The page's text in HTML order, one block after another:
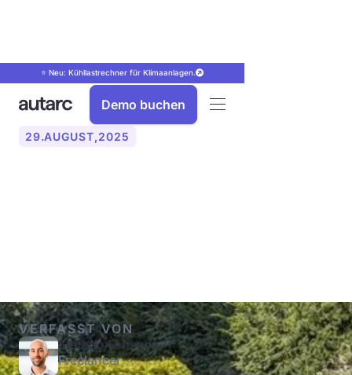
⭐ Neu: Kühllastrechner für Klimaanlagen.
Demo buchen
29.AUGUST,2025
VERFASST VON
Stefano Fonseca
Freelancer